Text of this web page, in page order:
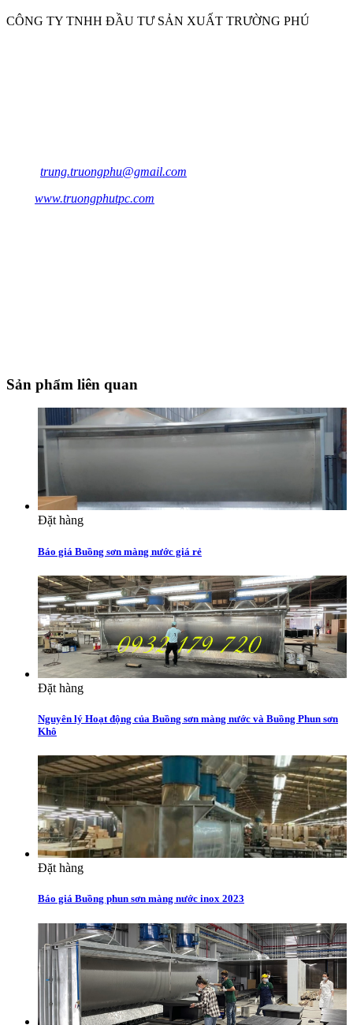
CÔNG TY TNHH ĐẦU TƯ SẢN XUẤT TRƯỜNG PHÚ
trung.truongphu@gmail.com
www.truongphutpc.com
Sản phẩm liên quan
Đặt hàng
Báo giá Buồng sơn màng nước giá rẻ
Đặt hàng
Nguyên lý Hoạt động của Buồng sơn màng nước và Buồng Phun sơn
Khô
Đặt hàng
Báo giá Buồng phun sơn màng nước inox 2023